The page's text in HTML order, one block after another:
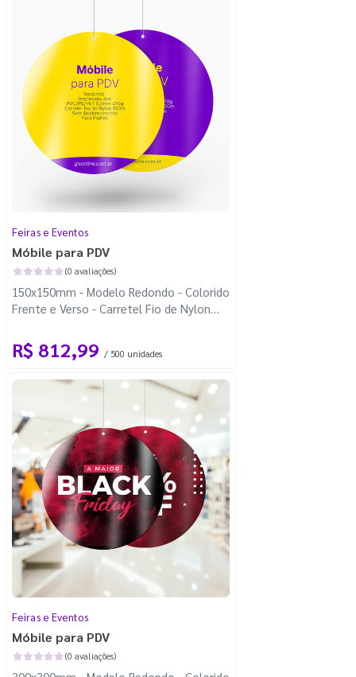
Feiras e Eventos
Móbile para PDV
(0 avaliações)
150x150mm - Modelo Redondo - Colorido
Frente e Verso - Carretel Fio de Nylon
R$ 812,99 / 500 unidades
Feiras e Eventos
Móbile para PDV
(0 avaliações)